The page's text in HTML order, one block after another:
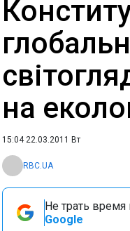
на
15:04 22.03.2011 Вт
RBC.UA
Не трать время
Google